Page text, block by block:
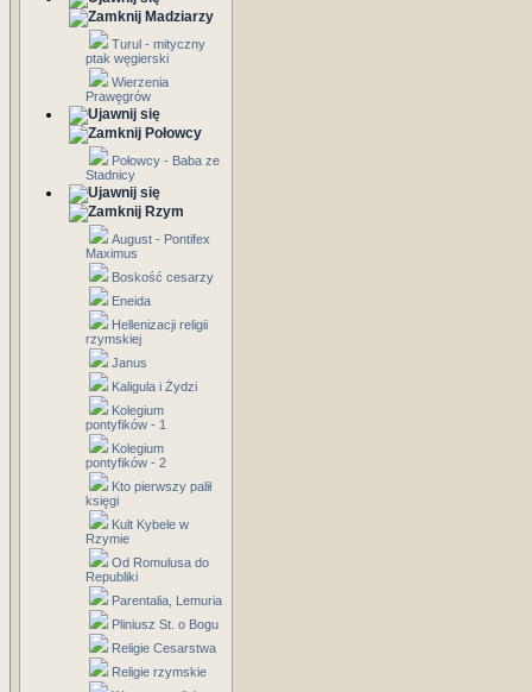
Madziarzy
Turul - mityczny
ptak węgierski
Wierzenia
Prawęgrów
Połowcy
Połowcy - Baba ze
Stadnicy
Rzym
August - Pontifex
Maximus
Boskość cesarzy
Eneida
Hellenizacji religii
rzymskiej
Janus
Kaligula i Żydzi
Kolegium
pontyfików - 1
Kolegium
pontyfików - 2
Kto pierwszy palił
księgi
Kult Kybele w
Rzymie
Od Romulusa do
Republiki
Parentalia, Lemuria
Pliniusz St. o Bogu
Religie Cesarstwa
Religie rzymskie